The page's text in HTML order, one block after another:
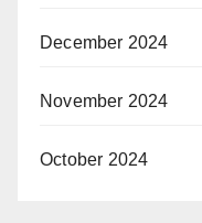
December 2024
November 2024
October 2024